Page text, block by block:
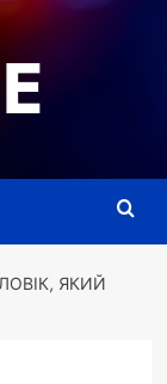
ЯКИЙ